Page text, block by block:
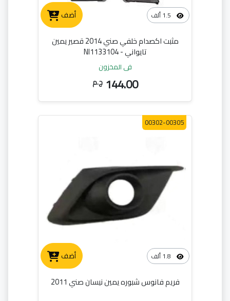
أضف
مثبت اكصدام خلفي صني 2014 قصير يمين
تايواني - NI1133104
في المخزون
144.00 ج.م
أضف
00302-00305
فريم فانوس شبوره يمين نيسان صني 2011